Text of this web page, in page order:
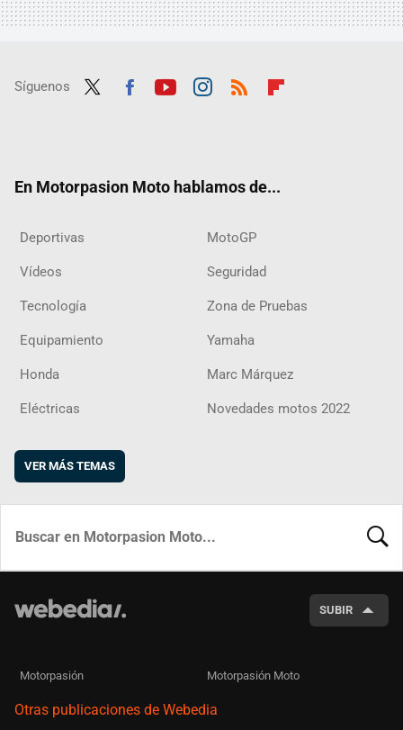
Síguenos
En Motorpasion Moto hablamos de...
Deportivas MotoGP
Vídeos Seguridad
Tecnología Zona de Pruebas
Equipamiento Yamaha
Honda Marc Márquez
Eléctricas Novedades motos 2022
VER MÁS TEMAS
SUBIR
Motorpasión Motorpasión Moto
Otras publicaciones de Webedia